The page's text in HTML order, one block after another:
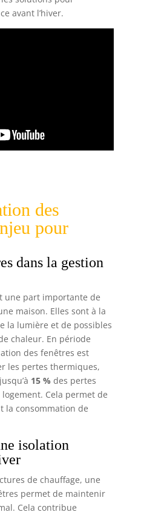
avant l’hiver.
des
pour
dans la gestion
une part importante de
maison. Elles sont à la
la lumière et de possibles
chaleur. En période
des fenêtres est
les pertes thermiques,
15 % des pertes
Cela permet de
la consommation de
isolation
de chauffage, une
permet de maintenir
Cela contribue